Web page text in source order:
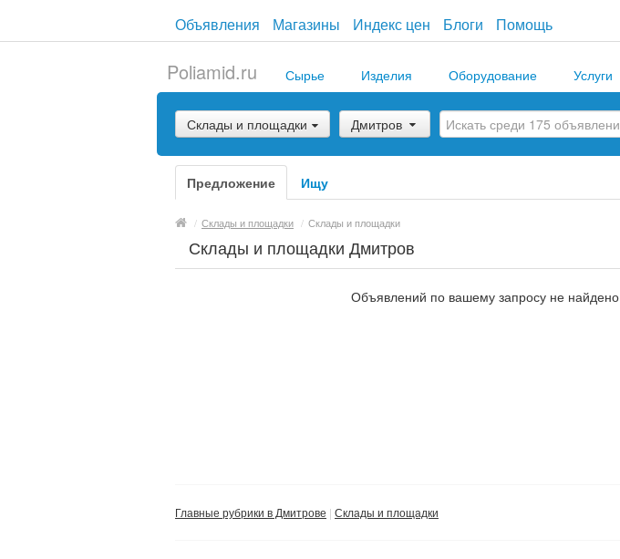
Объявления Магазины Индекс цен Блоги Помощь
Poliamid.ru Сырье Изделия Оборудование Услуги
Склады и площадки Дмитров
Предложение Ищу
/ Склады и площадки / Склады и площадки
Склады и площадки Дмитров
Объявлений по вашему запросу не найдено
Главные рубрики в Дмитрове Склады и площадки